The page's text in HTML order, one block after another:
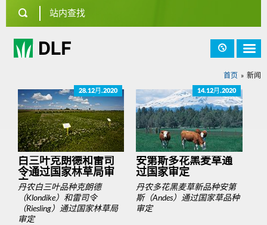
首页 新闻
白三叶克朗德和雷司
令通过国家林草局审
定
丹农白三叶品种克朗德
（Klondike）和雷司令
（Riesling）通过国家林草局
审定
28.12月.2020
安第斯多花黑麦草通
过国家审定
丹农多花黑麦草新品种安第
斯（Andes）通过国家草品种
审定
14.12月.2020